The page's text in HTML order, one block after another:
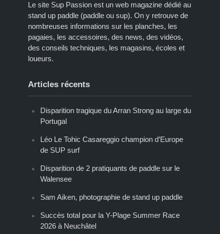
Le site Sup Passion est un web magazine dédié au
stand up paddle (paddle ou sup). On y retrouve de
nombreuses informations sur les planches, les
pagaies, les accessoires, des news, des vidéos,
des conseils techniques, les magasins, écoles et
loueurs.
Articles récents
Disparition tragique du Arran Strong au large du
Portugal
Léo Le Tohic Casareggio champion d’Europe
de SUP surf
Disparition de 2 pratiquants de paddle sur le
Walensee
Sam Aiken, photographie de stand up paddle
Succès total pour la Y-Plage Summer Race
2026 à Neuchâtel